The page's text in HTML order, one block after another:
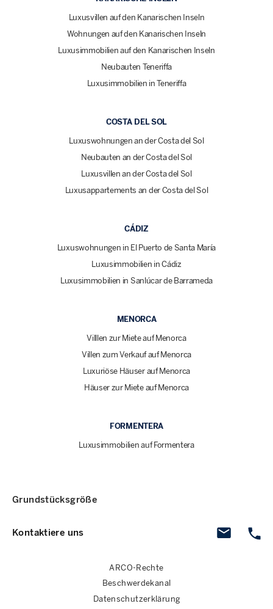
Luxusvillen auf den Kanarischen Inseln
Wohnungen auf den Kanarischen Inseln
Luxusimmobilien auf den Kanarischen Inseln
Neubauten Teneriffa
Luxusimmobilien in Teneriffa
COSTA DEL SOL
Luxuswohnungen an der Costa del Sol
Neubauten an der Costa del Sol
Luxusvillen an der Costa del Sol
Luxusappartements an der Costa del Sol
CÁDIZ
Luxuswohnungen in El Puerto de Santa María
Luxusimmobilien in Cádiz
Luxusimmobilien in Sanlúcar de Barrameda
MENORCA
Villlen zur Miete auf Menorca
Villen zum Verkauf auf Menorca
Luxuriöse Häuser auf Menorca
Häuser zur Miete auf Menorca
FORMENTERA
Luxusimmobilien auf Formentera
Kontaktiere uns
Grundstücksgröße
ARCO-Rechte
Beschwerdekanal
Datenschutzerklärung